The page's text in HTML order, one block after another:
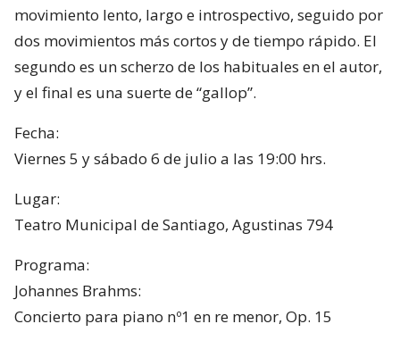
movimiento lento, largo e introspectivo, seguido por
dos movimientos más cortos y de tiempo rápido. El
segundo es un scherzo de los habituales en el autor,
y el final es una suerte de “gallop”.
Fecha:
Viernes 5 y sábado 6 de julio a las 19:00 hrs.
Lugar:
Teatro Municipal de Santiago, Agustinas 794
Programa:
Johannes Brahms:
Concierto para piano nº1 en re menor, Op. 15